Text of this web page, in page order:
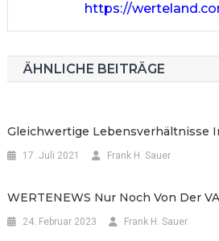
https://
ÄHNLICHE BEITRÄGE
Gleichwertige Lebensverhältnisse
17. Juli 2021 Frank H. Sauer
WERTENEWS Nur Noch Von Der
24. Februar 2023 Frank H. Sauer